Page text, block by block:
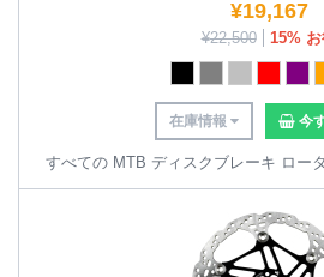
¥19,167
¥22,500 15% お
在庫情報 今
すべての MTB ディスクブレーキ ロー